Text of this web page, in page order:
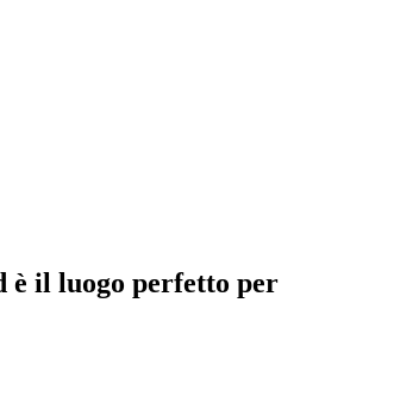
è il luogo perfetto per